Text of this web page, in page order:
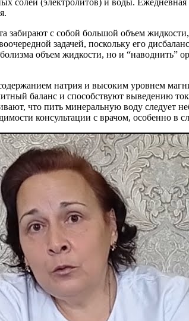
забирают с собой большой объем
задачей, поскольку его
объем жидкости, но и “наводнить”
натрия и высоким уровнем
баланс и способствуют выведению
что пить минеральную воду следует
консультации с врачом, особенно в